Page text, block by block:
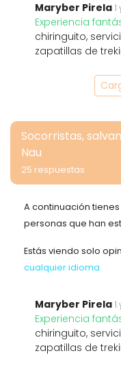
Maryber Pirela
Experiencia
chiringuito,
zapatillas de
Socorristas,
Nau
25 respuestas
A continuación
personas que han
Estás viendo solo
cualquier idioma
Maryber Pirela
Experiencia
chiringuito,
zapatillas de